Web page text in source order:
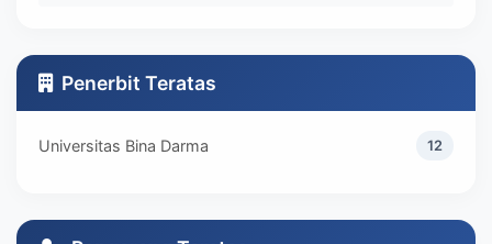
Penerbit Teratas
Universitas Bina Darma 12